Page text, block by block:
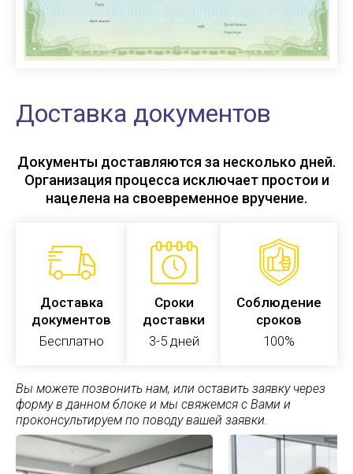
Доставка документов
Документы доставляются за несколько дней.
Организация процесса исключает простои и
нацелена на своевременное вручение.
Доставка
документов
Бесплатно
Сроки
доставки
3-5 дней
Соблюдение
сроков
100%
Вы можете позвонить нам, или оставить заявку через
форму в данном блоке и мы свяжемся с Вами и
проконсультируем по поводу вашей заявки.